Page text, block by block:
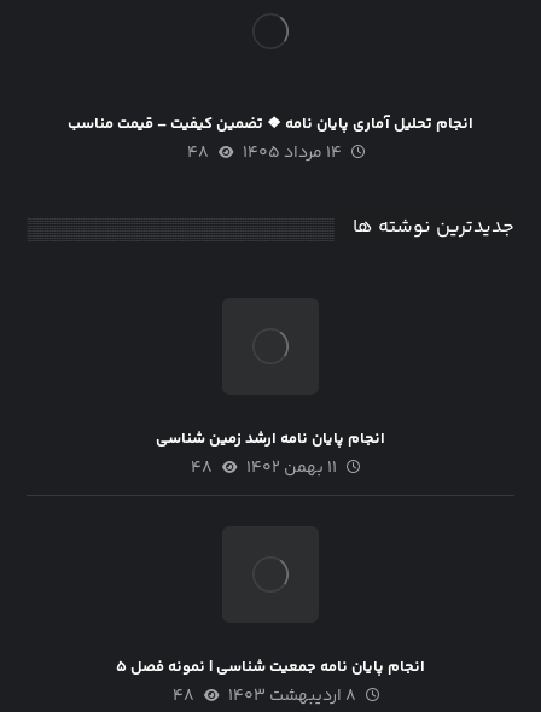
انجام تحلیل آماری پایان نامه ❖ تضمین کیفیت – قیمت مناسب
۱۴ مرداد ۱۴۰۵ ۴۸
جدیدترین نوشته ها
انجام پایان نامه ارشد زمین شناسی
۱۱ بهمن ۱۴۰۲ ۴۸
انجام پایان نامه جمعیت شناسی | نمونه فصل ۵
۸ اردیبهشت ۱۴۰۳ ۴۸